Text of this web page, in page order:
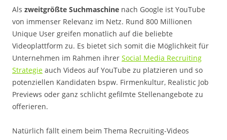
Als zweitgrößte Suchmaschine nach Google ist YouTube
von immenser Relevanz im Netz. Rund 800 Millionen
Unique User greifen monatlich auf die beliebte
Videoplattform zu. Es bietet sich somit die Möglichkeit für
Unternehmen im Rahmen ihrer Social Media Recruiting
Strategie auch Videos auf YouTube zu platzieren und so
potenziellen Kandidaten bspw. Firmenkultur, Realistic Job
Previews oder ganz schlicht gefilmte Stellenangebote zu
offerieren.
Natürlich fällt einem beim Thema Recruiting-Videos